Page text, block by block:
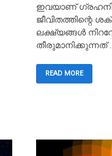
ഇവയാണ്
ജീവിതത്തിന്റെ
ലക്ഷ്യങ്ങൾ
തീരുമാനിക്കുന്നത്
READ MORE